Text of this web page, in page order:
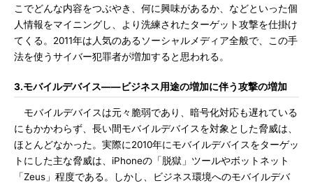
こでどんな内容をつぶやき、何に興味があるか、などといった個
人情報をマイニングし、より洗練されたターゲット攻撃を仕掛け
てくる。2011年は人気のあるソーシャルメディア全般で、この手
法を使うサイバー犯罪者が増加すると思われる。
3.モバイルデバイス――ビジネス用途の増加に伴う攻撃の増加
モバイルデバイスは元々脆弱であり、暗号化対応も遅れている
にもかかわらず、長い間モバイルデバイスを対象とした脅威は、
ほとんどなかった。実際に2010年にモバイルデバイスをターゲッ
トにした主な脅威は、iPhoneの「脱獄」ツールやボットネット
「Zeus」程度である。しかし、ビジネス環境へのモバイルデバ